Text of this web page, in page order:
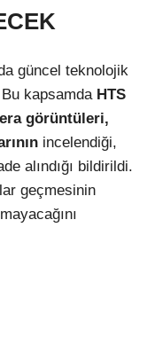
güncel teknolojik
Bu kapsamda HTS
görüntüleri,
incelendiği,
alındığı bildirildi.
geçmesinin